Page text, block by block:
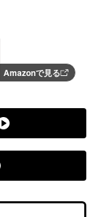
Amazonで見る